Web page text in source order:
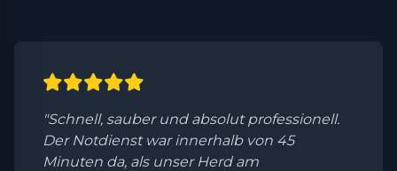
"Schnell, sauber und absolut professionell.
Der Notdienst war innerhalb von 45
Minuten da, als unser Herd am